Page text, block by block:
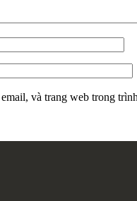
và trang web trong